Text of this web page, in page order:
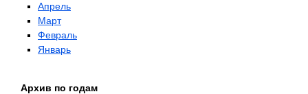
Апрель
Март
Февраль
Январь
Архив по годам